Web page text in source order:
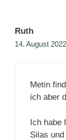
Ruth
14. August
Metin
ich aber
Ich habe
Silas